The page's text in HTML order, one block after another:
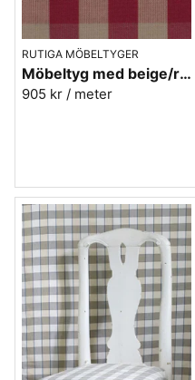
RUTIGA MÖBELTYGER
Möbeltyg med beige/röda rutor - Stor Ruta nr.430
905 kr / meter